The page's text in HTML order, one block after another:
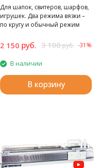
Для шапок, свитеров, шарфов,
игрушек. Два режима вязки –
по кругу и обычный режим
2 150 руб. 3 100руб. -31%
В наличии
В корзину